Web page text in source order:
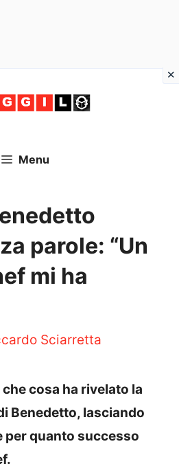
Menu
parole: “Un
mi ha
Sciarretta
cosa ha rivelato la
Benedetto, lasciando
per quanto successo